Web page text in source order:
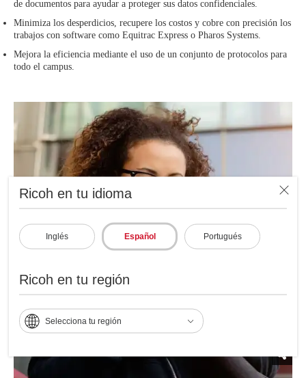
Ricoh en tu idioma
Inglés Español Portugués
Ricoh en tu región
Selecciona tu región
de documentos para ayudar a proteger sus datos confidenciales.
Minimiza los desperdicios, recupere los costos y cobre con precisión los
trabajos con software como Equitrac Express o Pharos Systems.
Mejora la eficiencia mediante el uso de un conjunto de protocolos para
todo el campus.